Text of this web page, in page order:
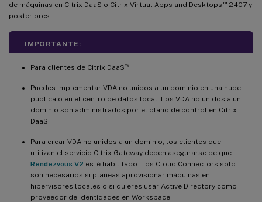
de máquinas en Citrix DaaS o Citrix Virtual Apps and Desktops ™2407 y
posteriores.
IMPORTANTE:
Para clientes de Citrix DaaS ™:
Puedes implementar VDA no unidos a un dominio en una nube
pública o en el centro de datos local. Los VDA no unidos a un
dominio son administrados por el plano de control en Citrix
DaaS.
Para crear VDA no unidos a un dominio, los clientes que
utilizan el servicio Citrix Gateway deben asegurarse de que
Rendezvous V2 esté habilitado. Los Cloud Connectors solo
son necesarios si planeas aprovisionar máquinas en
hipervisores locales o si quieres usar Active Directory como
proveedor de identidades en Workspace.